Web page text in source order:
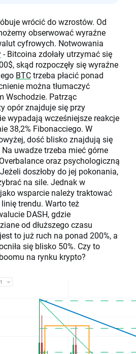
wrócić do wzrostów. Od
obserwować wyraźne
cyfrowych. Notwowania
- Bitcoina zdołały utrzymać się
skąd rozpoczęły się wyraźne
BTCtrzeba płacić ponad
można tłumaczyć
Wschodzie. Patrząc
opór znajduje się przy
wypadają wcześniejsze reakcje
38,2% Fibonacciego. W
dość blisko znajdują się
uwadze trzeba mieć górne
oraz psychologiczną
doszłoby do jej pokonania,
na sile. Jednak w
wsparcie należy traktować
trendu. Warto też
DASH, gdzie
od dłuższego czasu
to już ruch na ponad 200%, a
się blisko 50%. Czy to
na rynku krypto?